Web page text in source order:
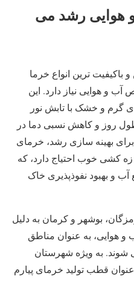
هوایی رشد می
باکیفیت ‌ترین انواع خرما
و هوایی نیاز دارد. این
گرم و خشک با تابش نور
طول روز و کاهش نسبی دما در
بهینه ‌سازی رشد، خرمای
کشی خوب احتیاج دارد، که
آب و بهبود نفوذپذیری خاک
بوشهر و کرمان به دلیل
و هوایی، به عنوان مناطق
به‌ ویژه شهرستان
قطب تولید خرمای پیارم